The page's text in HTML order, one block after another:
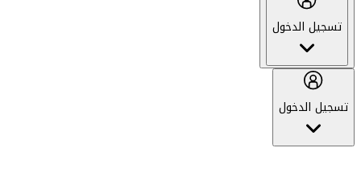
تسجيل الدخول
تسجيل الدخول